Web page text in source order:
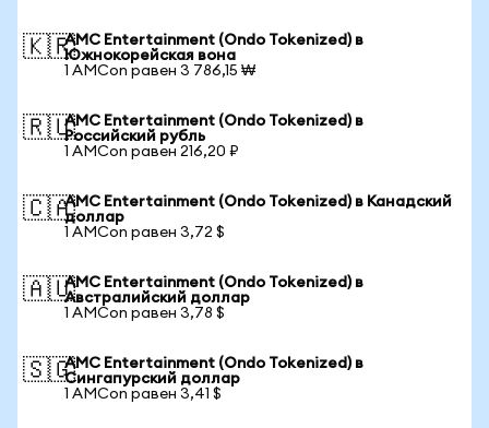
🇰🇷AMC Entertainment (Ondo Tokenized) в
Южнокорейская вона
1 AMCon равен 3 786,15 ₩
🇷🇺AMC Entertainment (Ondo Tokenized) в
Российский рубль
1 AMCon равен 216,20 ₽
🇨🇦AMC Entertainment (Ondo Tokenized) в Канадский
доллар
1 AMCon равен 3,72 $
🇦🇺AMC Entertainment (Ondo Tokenized) в
Австралийский доллар
1 AMCon равен 3,78 $
🇸🇬AMC Entertainment (Ondo Tokenized) в
Сингапурский доллар
1 AMCon равен 3,41 $